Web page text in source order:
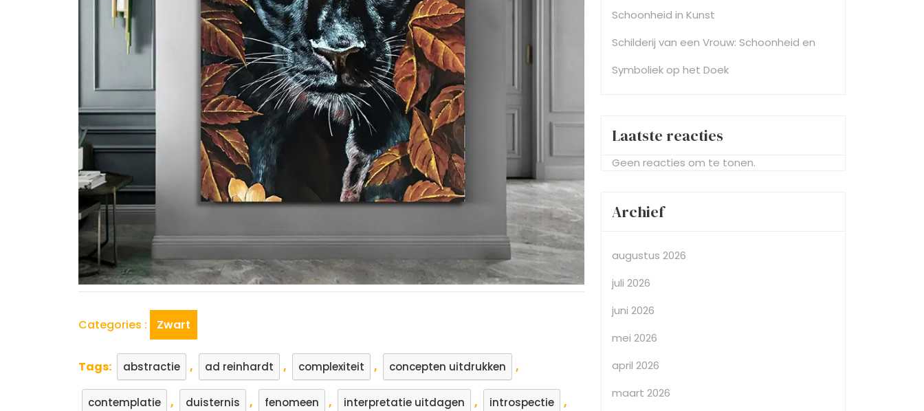
Categories : Zwart
Tags: abstractie , ad reinhardt , complexiteit , concepten uitdrukken ,
contemplatie , duisternis , fenomeen , interpretatie uitdagen , introspectie ,
Schoonheid in Kunst
Schilderij van een Vrouw: Schoonheid en
Symboliek op het Doek
Laatste reacties
Geen reacties om te tonen.
Archief
augustus 2026
juli 2026
juni 2026
mei 2026
april 2026
maart 2026